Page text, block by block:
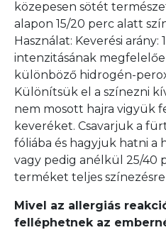
közepesen sötét
alapon 15/20 perc alatt
Használat: Keverési arány:
intenzitásának
különböző hidrogén-
Különítsük el a színezni
nem mosott hajra vigyük
keveréket. Csavarjuk a
fóliába és hagyjuk hatni a
vagy pedig anélkül 25/40
terméket teljes színezésre
Mivel az allergiás
felléphetnek az